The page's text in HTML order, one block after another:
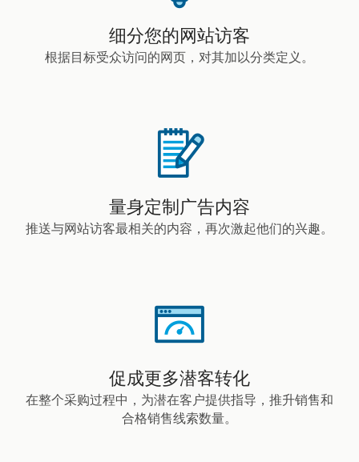
细分您的网站访客
根据目标受众访问的网页，对其加以分类定义。
量身定制广告内容
推送与网站访客最相关的内容，再次激起他们的兴趣。
促成更多潜客转化
在整个采购过程中，为潜在客户提供指导，推升销售和
合格销售线索数量。